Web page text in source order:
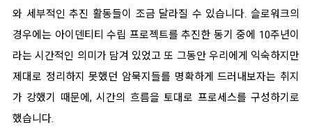
와 세부적인 추진 활동들이 조금 달라질 수 있습니다. 슬로워크의
경우에는 아이덴티티 수립 프로젝트를 추진한 동기 중에 10주년이
라는 시간적인 의미가 담겨 있었고 또 그동안 우리에게 익숙하지만
제대로 정리하지 못했던 암묵지들를 명확하게 드러내보자는 취지
가 강했기 때문에, 시간의 흐름을 토대로 프로세스를 구성하기로
했습니다.